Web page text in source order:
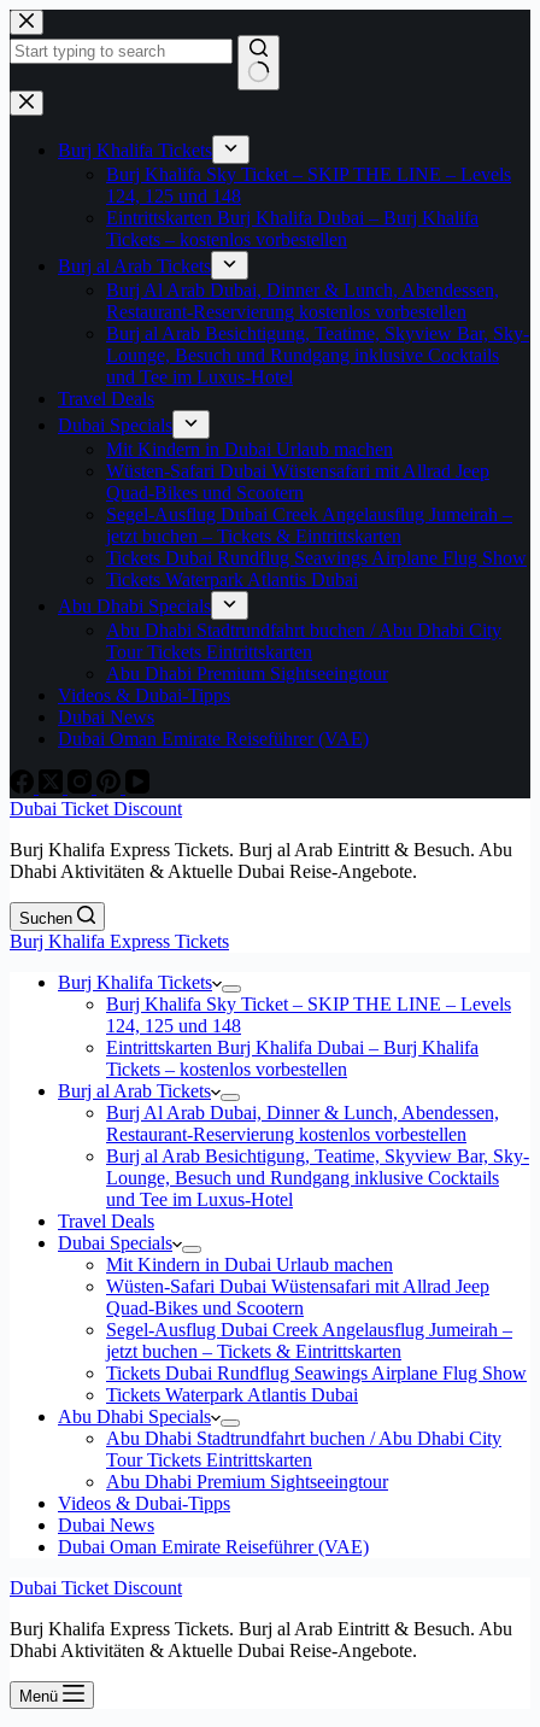
Zum
Inhalt
springen
Keine
Ergebnisse
Burj Khalifa Tickets
Burj Khalifa Sky Ticket – SKIP THE LINE – Levels
124, 125 und 148
Eintrittskarten Burj Khalifa Dubai – Burj Khalifa
Tickets – kostenlos vorbestellen
Burj al Arab Tickets
Burj Al Arab Dubai, Dinner & Lunch, Abendessen,
Restaurant-Reservierung kostenlos vorbestellen
Burj al Arab Besichtigung, Teatime, Skyview Bar, Sky-
Lounge, Besuch und Rundgang inklusive Cocktails
und Tee im Luxus-Hotel
Travel Deals
Dubai Specials
Mit Kindern in Dubai Urlaub machen
Wüsten-Safari Dubai Wüstensafari mit Allrad Jeep
Quad-Bikes und Scootern
Segel-Ausflug Dubai Creek Angelausflug Jumeirah –
jetzt buchen – Tickets & Eintrittskarten
Tickets Dubai Rundflug Seawings Airplane Flug Show
Tickets Waterpark Atlantis Dubai
Abu Dhabi Specials
Abu Dhabi Stadtrundfahrt buchen / Abu Dhabi City
Tour Tickets Eintrittskarten
Abu Dhabi Premium Sightseeingtour
Videos & Dubai-Tipps
Dubai News
Dubai Oman Emirate Reiseführer (VAE)
Dubai Ticket Discount
Burj Khalifa Express Tickets. Burj al Arab Eintritt & Besuch. Abu
Dhabi Aktivitäten & Aktuelle Dubai Reise-Angebote.
Suchen
Burj Khalifa Express Tickets
Burj Khalifa Tickets
Burj Khalifa Sky Ticket – SKIP THE LINE – Levels
124, 125 und 148
Eintrittskarten Burj Khalifa Dubai – Burj Khalifa
Tickets – kostenlos vorbestellen
Burj al Arab Tickets
Burj Al Arab Dubai, Dinner & Lunch, Abendessen,
Restaurant-Reservierung kostenlos vorbestellen
Burj al Arab Besichtigung, Teatime, Skyview Bar, Sky-
Lounge, Besuch und Rundgang inklusive Cocktails
und Tee im Luxus-Hotel
Travel Deals
Dubai Specials
Mit Kindern in Dubai Urlaub machen
Wüsten-Safari Dubai Wüstensafari mit Allrad Jeep
Quad-Bikes und Scootern
Segel-Ausflug Dubai Creek Angelausflug Jumeirah –
jetzt buchen – Tickets & Eintrittskarten
Tickets Dubai Rundflug Seawings Airplane Flug Show
Tickets Waterpark Atlantis Dubai
Abu Dhabi Specials
Abu Dhabi Stadtrundfahrt buchen / Abu Dhabi City
Tour Tickets Eintrittskarten
Abu Dhabi Premium Sightseeingtour
Videos & Dubai-Tipps
Dubai News
Dubai Oman Emirate Reiseführer (VAE)
Dubai Ticket Discount
Burj Khalifa Express Tickets. Burj al Arab Eintritt & Besuch. Abu
Dhabi Aktivitäten & Aktuelle Dubai Reise-Angebote.
Menü